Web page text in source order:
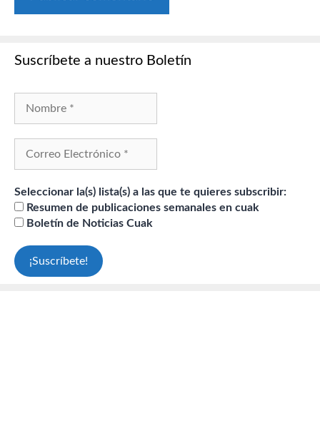
Suscríbete a nuestro Boletín
Seleccionar la(s) lista(s) a las que te quieres subscribir:
Resumen de publicaciones semanales en cuak
Boletín de Noticias Cuak